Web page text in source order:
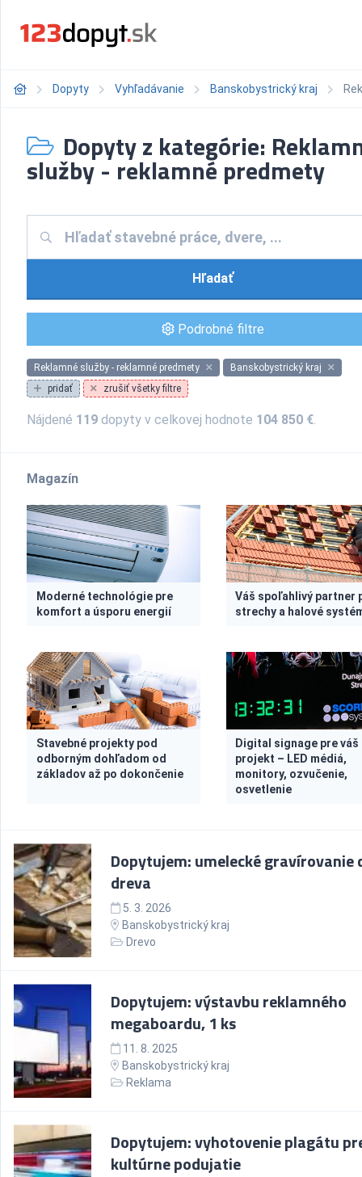
Dopyty Vyhľadávanie Banskobystrický kraj
Dopyty z kategórie:
služby - reklamné predmety
Hľadať
Podrobné filtre
Reklamné služby - reklamné predmety
Banskobystrický kraj
pridať
zrušiť všetky filtre
Nájdené 119 dopyty v celkovej hodnote 104 850 €.
Magazín
Moderné technológie pre
komfort a úsporu energií
Váš spoľahlivý partner
strechy a halové
Stavebné projekty pod
odborným dohľadom od
základov až po dokončenie
Digital signage pre váš
projekt – LED médiá,
monitory, ozvučenie,
osvetlenie
Dopytujem: umelecké gravírovanie
dreva
5. 3. 2026
Banskobystrický kraj
Drevo
Dopytujem: výstavbu reklamného
megaboardu, 1 ks
11. 8. 2025
Banskobystrický kraj
Reklama
Dopytujem: vyhotovenie plagátu
kultúrne podujatie